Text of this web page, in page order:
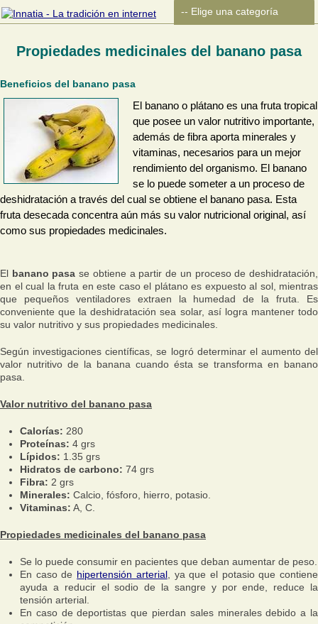
Propiedades medicinales del banano pasa
Beneficios del banano pasa
El banano o plátano es una fruta tropical
que posee un valor nutritivo importante,
además de fibra aporta minerales y
vitaminas, necesarios para un mejor
rendimiento del organismo. El banano
se lo puede someter a un proceso de
deshidratación a través del cual se obtiene el banano pasa. Esta
fruta desecada concentra aún más su valor nutricional original, así
como sus propiedades medicinales.
El banano pasa se obtiene a partir de un proceso de deshidratación,
en el cual la fruta en este caso el plátano es expuesto al sol, mientras
que pequeños ventiladores extraen la humedad de la fruta. Es
conveniente que la deshidratación sea solar, así logra mantener todo
su valor nutritivo y sus propiedades medicinales.
Según investigaciones científicas, se logró determinar el aumento del
valor nutritivo de la banana cuando ésta se transforma en banano
pasa.
Valor nutritivo del banano pasa
Calorías: 280
Proteínas: 4 grs
Lípidos: 1.35 grs
Hidratos de carbono: 74 grs
Fibra: 2 grs
Minerales: Calcio, fósforo, hierro, potasio.
Vitaminas: A, C.
Propiedades medicinales del banano pasa
Se lo puede consumir en pacientes que deban aumentar de peso.
En caso de hipertensión arterial, ya que el potasio que contiene
ayuda a reducir el sodio de la sangre y por ende, reduce la
tensión arterial.
En caso de deportistas que pierdan sales minerales debido a la